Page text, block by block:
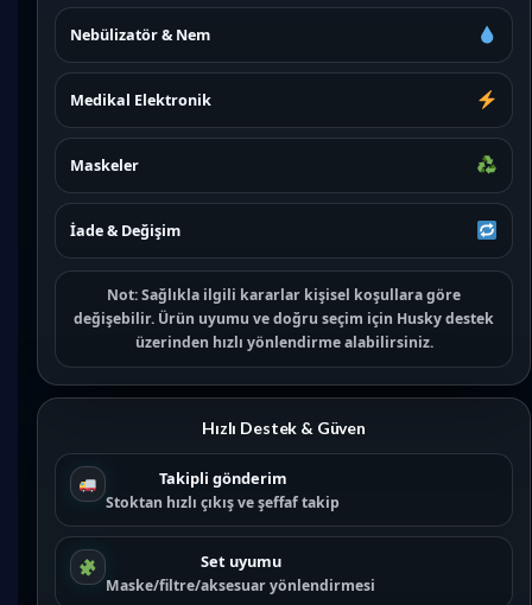
Nebülizatör & Nem
Medikal Elektronik
Maskeler
İade & Değişim
Not:Sağlıkla ilgili kararlar kişisel koşullara göre
değişebilir. Ürün uyumu ve doğru seçim için Husky destek
üzerinden hızlı yönlendirme alabilirsiniz.
Hızlı Destek & Güven
Takipli gönderim
Stoktan hızlı çıkış ve şeffaf takip
Set uyumu
Maske/filtre/aksesuar yönlendirmesi